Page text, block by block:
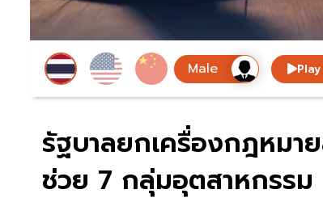
Play
รัฐบาลยกเครื่องกฎหม
ช่วย 7 กลุ่มอุตสาหกรรม